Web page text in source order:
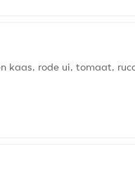
kaas, rode ui, tomaat,